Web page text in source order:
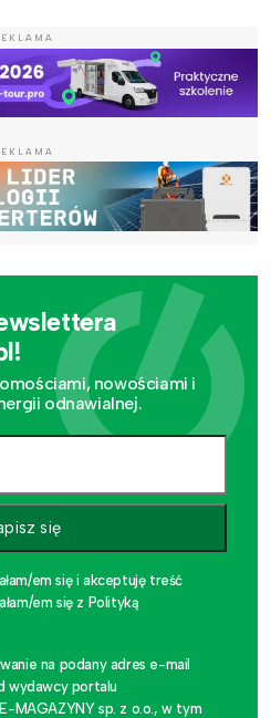
nowościami i
odnawialnej.
się
em się i akceptuję treść
em się z Polityką
na podany adres e-mail
wydawcy portalu
MAGAZYNY sp. z o.o., w tym